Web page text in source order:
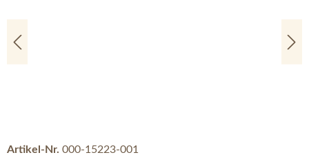
Artikel-Nr. 000-15223-001